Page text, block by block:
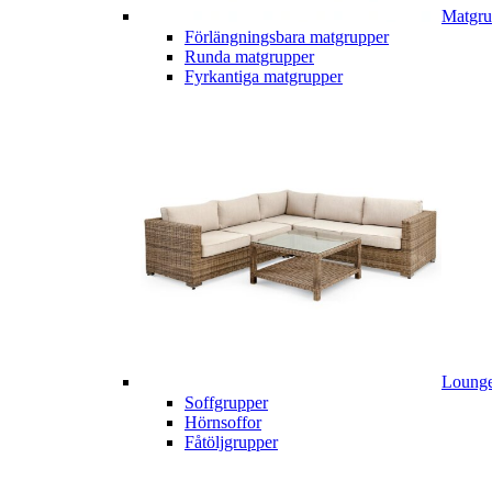
Förlängningsbara matgrupper
Runda matgrupper
Fyrkantiga matgrupper
Soffgrupper
Hörnsoffor
Fåtöljgrupper